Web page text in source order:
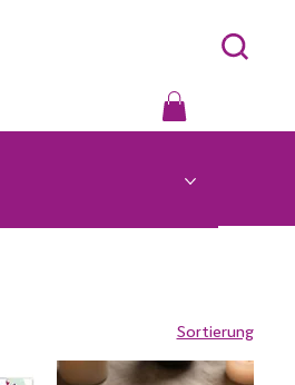
Sortierung